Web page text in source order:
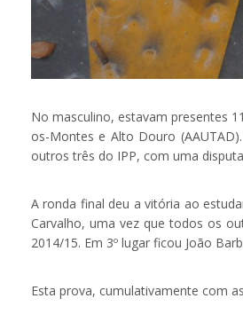
No masculino, estavam presentes
os-Montes e Alto Douro
outros três do IPP, com uma
A ronda final deu a vitória ao
Carvalho, uma vez que todos os
2014/15. Em 3º lugar ficou João
Esta prova, cumulativamente com